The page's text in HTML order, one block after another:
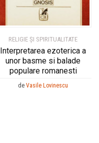
RELIGIE ȘI SPIRITUALITATE
Interpretarea ezoterica a
unor basme si balade
populare romanesti
de Vasile Lovinescu